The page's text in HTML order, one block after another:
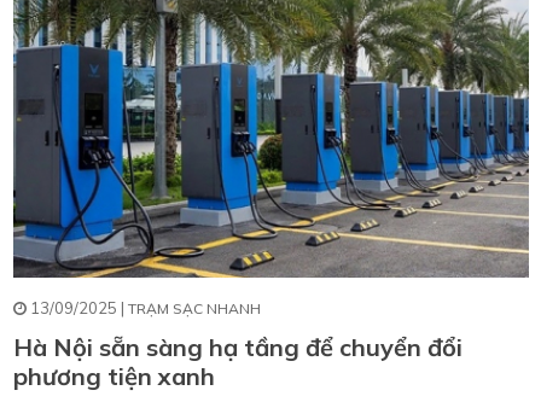
13/09/2025 | TRẠM SẠC NHANH
Hà Nội sẵn sàng hạ tầng để chuyển đổi
phương tiện xanh